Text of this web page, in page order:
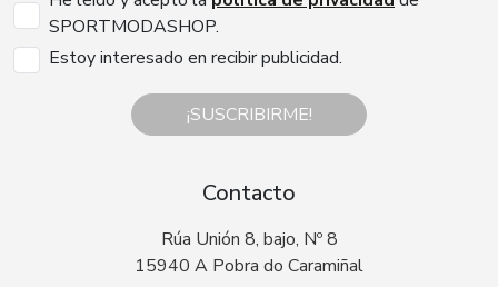
SPORTMODASHOP.
Estoy interesado en recibir publicidad.
¡SUSCRIBIRME!
Contacto
Rúa Unión 8, bajo, Nº 8
15940 A Pobra do Caramiñal